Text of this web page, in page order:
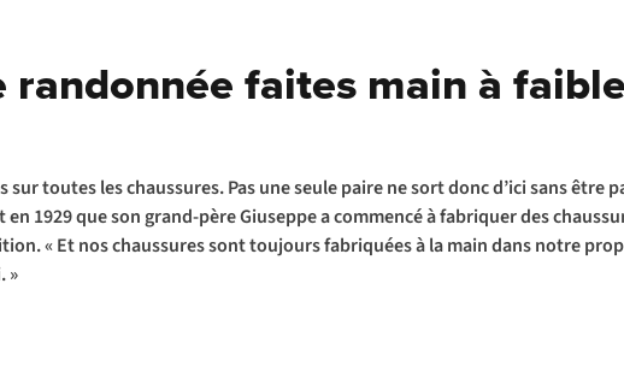
randonnée faites main à
toutes les chaussures. Pas une seule paire ne sort donc d’ici sans
1929 que son grand-père Giuseppe a commencé à fabriquer des
« Et nos chaussures sont toujours fabriquées à la main dans notre
»